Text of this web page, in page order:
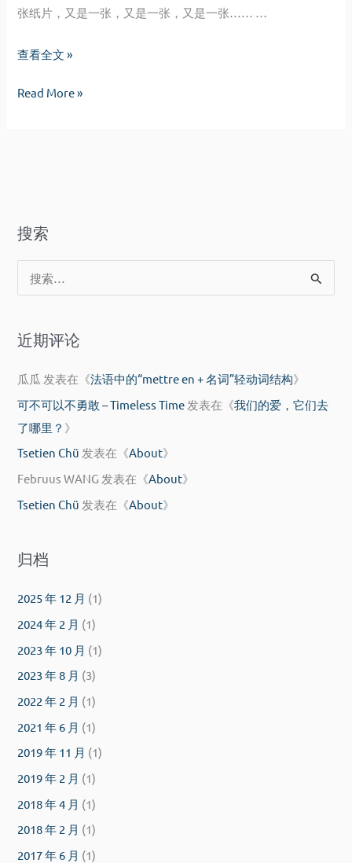
张纸片，又是一张，又是一张，又是一张…… …
年
觉
查看全文 »
年
Read More »
搜索
索
近期评论
瓜瓜 发表在《法语中的“mettre en + 名词”轻动词结构》
可不可以不勇敢 – Timeless Time 发表在《我们的爱，它们去
了哪里？ 》
Tsetien Chü 发表在《About》
Februus WANG 发表在《About》
Tsetien Chü 发表在《About》
归档
2025 年 12 月 (1)
2024 年 2 月 (1)
2023 年 10 月 (1)
2023 年 8 月 (3)
2022 年 2 月 (1)
2021 年 6 月 (1)
2019 年 11 月 (1)
2019 年 2 月 (1)
2018 年 4 月 (1)
2018 年 2 月 (1)
2017 年 6 月 (1)